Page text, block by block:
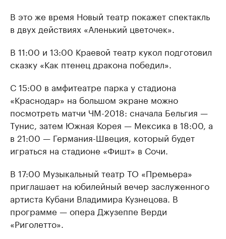
В это же время Новый театр покажет спектакль
в двух действиях «Аленький цветочек».
В 11:00 и 13:00 Краевой театр кукол подготовил
сказку «Как птенец дракона победил».
С 15:00 в амфитеатре парка у стадиона
«Краснодар» на большом экране можно
посмотреть матчи ЧМ-2018: сначала Бельгия —
Тунис, затем Южная Корея — Мексика в 18:00, а
в 21:00 — Германия-Швеция, который будет
играться на стадионе «Фишт» в Сочи.
В 17:00 Музыкальный театр ТО «Премьера»
приглашает на юбилейный вечер заслуженного
артиста Кубани Владимира Кузнецова. В
программе — опера Джузеппе Верди
«Риголетто».